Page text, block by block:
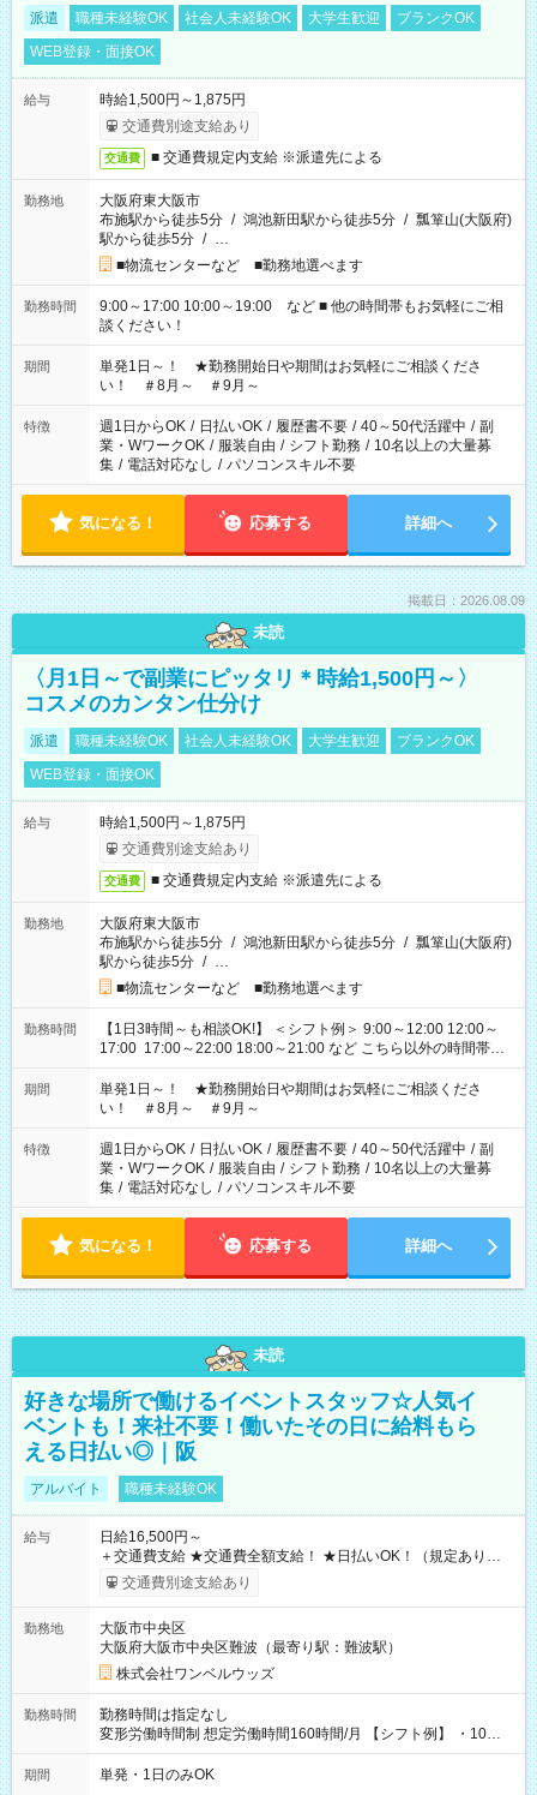
派遣 職種未経験OK 社会人未経験OK 大学生歓迎
ブランクOK
WEB登録・面接OK
給与
時給1,500円～1,875円
交通費別途支給あり
交通費 ■ 交通費規定内支給 ※派遣先による
勤務地
大阪府東大阪市
布施駅から徒歩5分 / 鴻池新田駅から徒歩5分 / 瓢箪山(大阪府)
駅から徒歩5分 / …
■物流センターなど ■勤務地選べます
勤務時間
9:00～17:00 10:00～19:00 など ■ 他の時間帯もお気軽にご相
談ください！
期間
単発1日～！ ★勤務開始日や期間はお気軽にご相談くださ
い！ ＃8月～ ＃9月～
特徴 週1日からOK / 日払いOK / 履歴書不要 / 40～50代活躍中 / 副
業・WワークOK / 服装自由 / シフト勤務 / 10名以上の大量募
集 / 電話対応なし / パソコンスキル不要
気になる！ 応募する 詳細へ
掲載日：2026.08.09
未読
〈月1日～で副業にピッタリ＊時給1,500円～〉
コスメのカンタン仕分け
派遣 職種未経験OK 社会人未経験OK 大学生歓迎
ブランクOK
WEB登録・面接OK
給与
時給1,500円～1,875円
交通費別途支給あり
交通費 ■ 交通費規定内支給 ※派遣先による
勤務地
大阪府東大阪市
布施駅から徒歩5分 / 鴻池新田駅から徒歩5分 / 瓢箪山(大阪府)
駅から徒歩5分 / …
■物流センターなど ■勤務地選べます
勤務時間
【1日3時間～も相談OK!】 ＜シフト例＞ 9:00～12:00 12:00～
17:00 17:00～22:00 18:00～21:00 など こちら以外の時間帯も
お気軽にご相談ください！
期間
単発1日～！ ★勤務開始日や期間はお気軽にご相談くださ
い！ ＃8月～ ＃9月～
特徴 週1日からOK / 日払いOK / 履歴書不要 / 40～50代活躍中 / 副
業・WワークOK / 服装自由 / シフト勤務 / 10名以上の大量募
集 / 電話対応なし / パソコンスキル不要
気になる！ 応募する 詳細へ
未読
好きな場所で働けるイベントスタッフ☆人気イ
ベントも！来社不要！働いたその日に給料もら
える日払い◎｜阪
アルバイト 職種未経験OK
給与
日給16,500円～
＋交通費支給 ★交通費全額支給！ ★日払いOK！（規定あり） ┗
働いたその日に現金GET♪ お仕事後はコンビニATMから 日払
交通費別途支給あり
勤務地
大阪市中央区
大阪府大阪市中央区難波（最寄り駅：難波駅）
株式会社ワンベルウッズ
勤務時間
勤務時間は指定なし
変形労働時間制 想定労働時間160時間/月 【シフト例】 ・10：
00～20：00
期間 単発・1日のみOK